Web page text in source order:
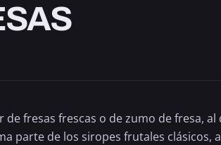
defresas frescas o de zumo de fresa,
parte de los siropes frutales